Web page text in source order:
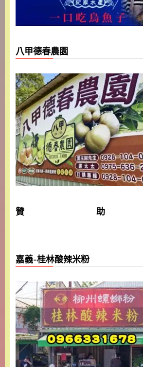
八甲德春農園
贊 助
嘉義-桂林酸辣米粉